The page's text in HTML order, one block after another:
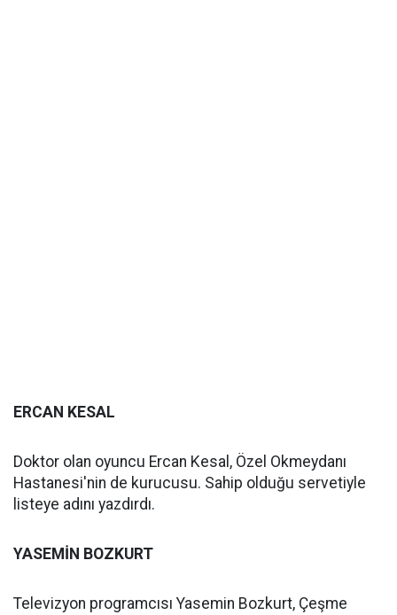
ERCAN KESAL
Doktor olan oyuncu Ercan Kesal, Özel Okmeydanı
Hastanesi'nin de kurucusu. Sahip olduğu servetiyle
listeye adını yazdırdı.
YASEMİN BOZKURT
Televizyon programcısı Yasemin Bozkurt, Çeşme